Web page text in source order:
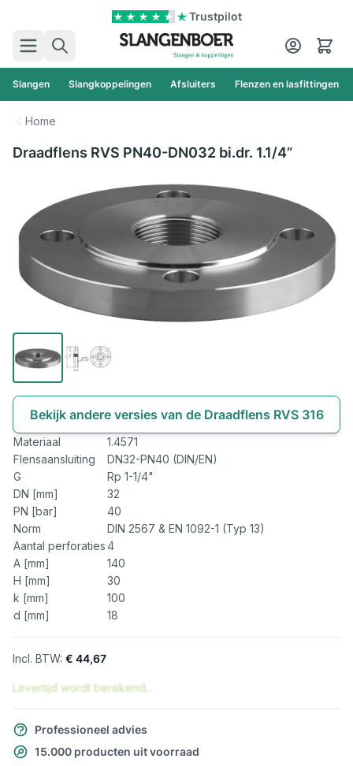
Trustpilot
Zoek
Cart
Slangen Slangkoppelingen Afsluiters Flenzen en lasfittingen
Home
Draadflens RVS PN40-DN032 bi.dr. 1.1/4”
Bekijk andere versies van de Draadflens RVS 316
Materiaal
1.4571
Flensaansluiting
DN32-PN40 (DIN/EN)
G
Rp 1-1/4"
DN [mm]
32
PN [bar]
40
Norm
DIN 2567 & EN 1092-1 (Typ 13)
Aantal perforaties4
A [mm]
140
H [mm]
30
k [mm]
100
d [mm]
18
€ 44,67
Levertijd wordt berekend...
Professioneel advies
15.000 producten uit voorraad